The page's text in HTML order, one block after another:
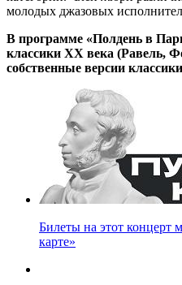
молодых джазовых
В программе «Полдень в
классики XX века (Равель,
собственные версии
Билеты на этот
карте»